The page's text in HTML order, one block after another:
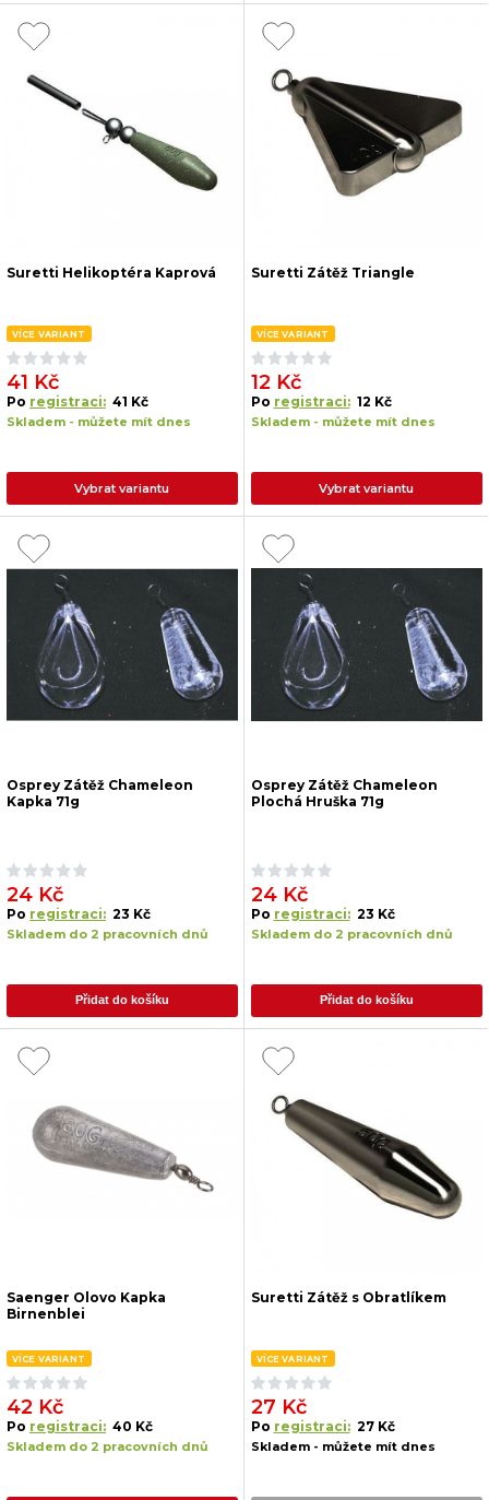
Suretti Helikoptéra Kaprová
VÍCE VARIANT
41 Kč
Po registraci: 41 Kč
Skladem - můžete mít dnes
Vybrat variantu
Suretti Zátěž Triangle
VÍCE VARIANT
12 Kč
Po registraci: 12 Kč
Skladem - můžete mít dnes
Vybrat variantu
Osprey Zátěž Chameleon
Kapka 71g
24 Kč
Po registraci: 23 Kč
Skladem do 2 pracovních dnů
Přidat do košíku
Osprey Zátěž Chameleon
Plochá Hruška 71g
24 Kč
Po registraci: 23 Kč
Skladem do 2 pracovních dnů
Přidat do košíku
Saenger Olovo Kapka
Birnenblei
VÍCE VARIANT
42 Kč
Po registraci: 40 Kč
Skladem do 2 pracovních dnů
Suretti Zátěž s Obratlíkem
VÍCE VARIANT
27 Kč
Po registraci: 27 Kč
Skladem - můžete mít dnes